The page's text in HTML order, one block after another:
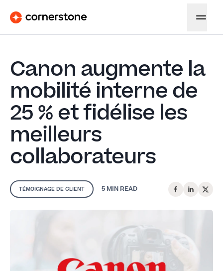
Canon augmente la
mobilité interne de
25 % et fidélise les
meilleurs
collaborateurs
TÉMOIGNAGE DE CLIENT 5 MIN READ